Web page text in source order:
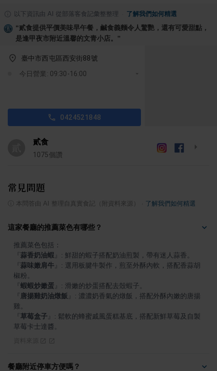
以下資訊由 AI 從部落客食記彙整整理 了解我們如何精選
“貳食提供平價美味早午餐，鹹食義麵令人驚艷，還有可愛甜點，
是逢甲夜市附近溫馨的文青小店。 ”
臺中市西屯區西安街88號
今日營業: 09:30-16:00
0424521848
貳食
1075個讚
常見問題
本問答由 AI 整理自真實食記（附資料來源） 了解我們如何精選
這家餐廳的推薦菜色有哪些？
蒜香奶油蝦
蒜味嫩肩牛
: 選用板腱牛製作，煎至外酥內軟，搭配香蒜胡
蝦蝦炒嫩蛋
唐揚雞奶油燉飯
: 濃濃奶香氣的燉飯，搭配外酥內嫩的唐揚
草莓盒子
: 鬆軟的蜂蜜戚風蛋糕基底，搭配新鮮草莓及自製
草莓卡士達醬。
餐廳附近停車方便嗎？